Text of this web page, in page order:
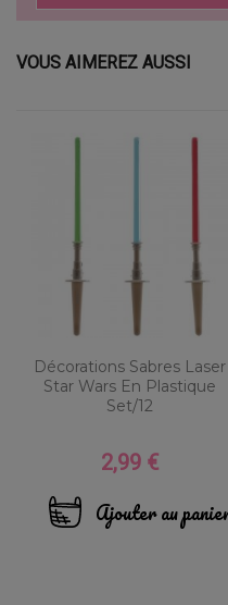
VOUS AIMEREZ AUSSI
Décorations Sabres Laser
Star Wars En Plastique
Set/12
Prix
2,99 €
Ajouter au